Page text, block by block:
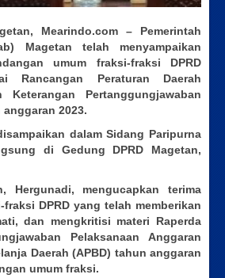
Mearindo.com – Pemerintah
Magetan telah menyampaikan
umum fraksi-fraksi DPRD
Rancangan Peraturan Daerah
Keterangan Pertanggungjawaban
2023.
dalam Sidang Paripurna
di Gedung DPRD Magetan,
Hergunadi, mengucapkan terima
DPRD yang telah memberikan
dan mengkritisi materi Raperda
Pelaksanaan Anggaran
Daerah (APBD) tahun anggaran
umum fraksi.